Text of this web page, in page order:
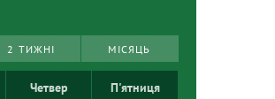
2 ТИЖНІ МІСЯЦЬ
Четвер
П'ятниця